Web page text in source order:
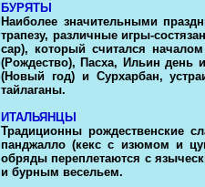
БУРЯТЫ
Наиболее значительными
трапезу, различные игры-
сар), который считался
(Рождество), Пасха, Ильин день
(Новый год) и Сурхарбан,
тайлаганы.
ИТАЛЬЯНЦЫ
Традиционны рождественские
панджалло (кекс с изюмом и
обряды переплетаются с
и бурным весельем.